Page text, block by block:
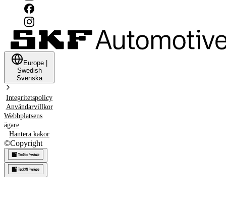
Europe
Swedish
Svenska
Integritetspolicy
Användarvillkor
Webbplatsens
ägare
Hantera kakor
©Copyright